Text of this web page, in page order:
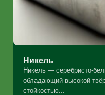
Никель
Никель — серебристо-
обладающий высокой
стойкостью...